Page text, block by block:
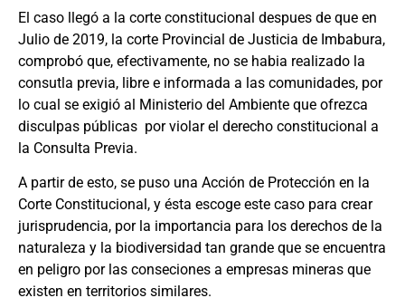
El caso llegó a la corte constitucional despues de que en
Julio de 2019, la corte Provincial de Justicia de Imbabura,
comprobó que, efectivamente, no se habia realizado la
consutla previa, libre e informada a las comunidades, por
lo cual se exigió al Ministerio del Ambiente que ofrezca
disculpas públicas por violar el derecho constitucional a
la Consulta Previa.
A partir de esto, se puso una Acción de Protección en la
Corte Constitucional, y ésta escoge este caso para crear
jurisprudencia, por la importancia para los derechos de la
naturaleza y la biodiversidad tan grande que se encuentra
en peligro por las conseciones a empresas mineras que
existen en territorios similares.